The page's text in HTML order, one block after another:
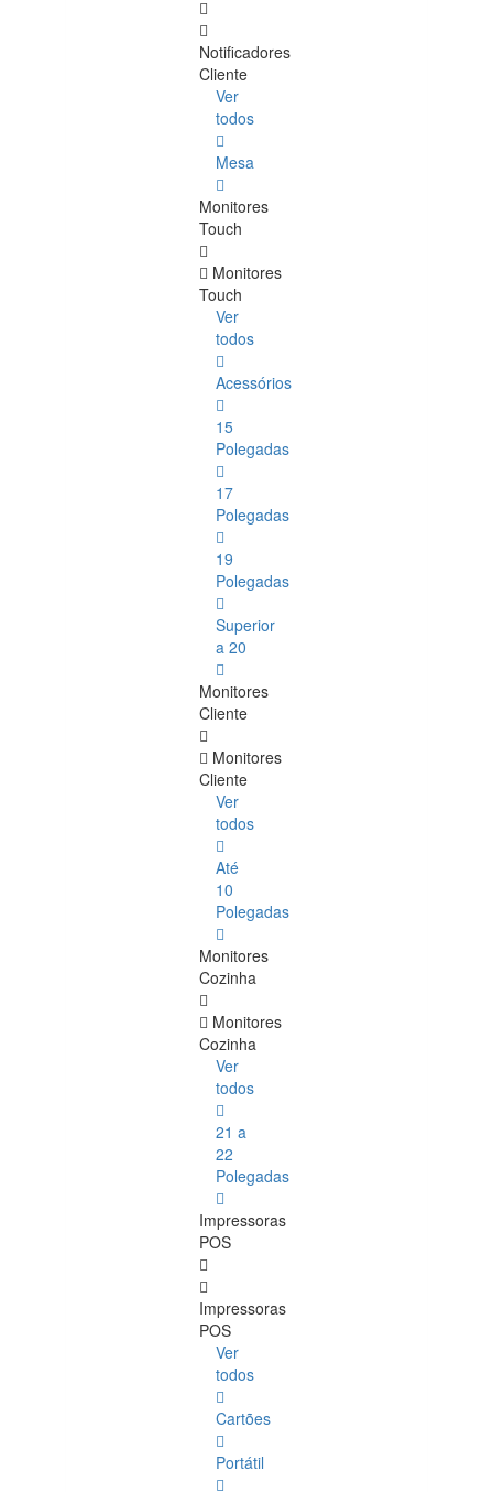
Notificadores
Cliente
Ver
todos
Mesa
Monitores
Touch
Monitores
Touch
Ver
todos
Acessórios
15
Polegadas
17
Polegadas
19
Polegadas
Superior
a 20
Monitores
Cliente
Monitores
Cliente
Ver
todos
Até
10
Polegadas
Monitores
Cozinha
Monitores
Cozinha
Ver
todos
21 a
22
Polegadas
Impressoras
POS
Impressoras
POS
Ver
todos
Cartões
Portátil